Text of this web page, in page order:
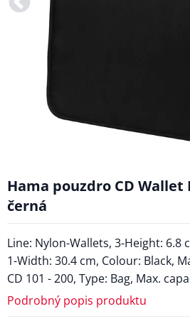
Hama pouzdro CD Wallet
černá
Line: Nylon-Wallets, 3-Height: 6.8
1-Width: 30.4 cm, Colour: Black,
CD 101 - 200, Type: Bag, Max.
Podrobný popis produktu